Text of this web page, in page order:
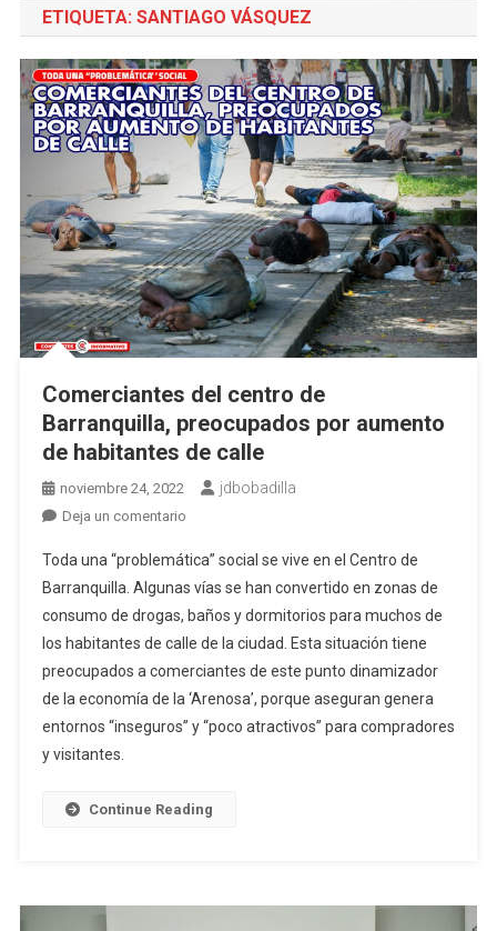
ETIQUETA: SANTIAGO VÁSQUEZ
Comerciantes del centro de
Barranquilla, preocupados por aumento
de habitantes de calle
noviembre 24, 2022 jdbobadilla
Deja un comentarioen
del
centro
de
Barranquilla,
preocupados
por
aumento
calle
Toda una “problemática” social se vive en el Centro de
Barranquilla. Algunas vías se han convertido en zonas de
consumo de drogas, baños y dormitorios para muchos de
los habitantes de calle de la ciudad. Esta situación tiene
preocupados a comerciantes de este punto dinamizador
de la economía de la ‘Arenosa’, porque aseguran genera
entornos “inseguros” y “poco atractivos” para compradores
y visitantes.
Continue Reading